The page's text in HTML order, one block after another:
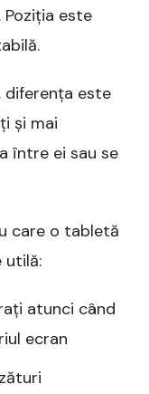
este
diferența este
și mai
între ei sau se
care o tabletă
utilă:
atunci când
ecran